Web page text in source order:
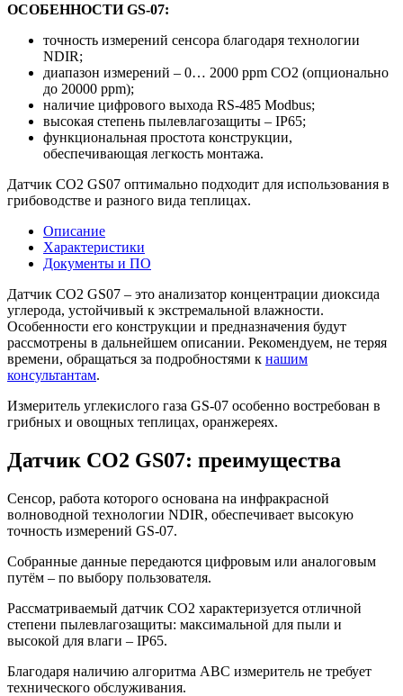
ОСОБЕННОСТИ GS-07:
точность измерений сенсора благодаря технологии
NDIR;
диапазон измерений – 0… 2000 ppm CO2 (опционально
до 20000 ppm);
наличие цифрового выхода RS-485 Modbus;
высокая степень пылевлагозащиты – IP65;
функциональная простота конструкции,
обеспечивающая легкость монтажа.
Датчик СО2 GS07 оптимально подходит для использования в
грибоводстве и разного вида теплицах.
Описание
Характеристики
Документы и ПО
Датчик СО2 GS07 – это анализатор концентрации диоксида
углерода, устойчивый к экстремальной влажности.
Особенности его конструкции и предназначения будут
рассмотрены в дальнейшем описании. Рекомендуем, не теряя
времени, обращаться за подробностями к нашим
консультантам.
Измеритель углекислого газа GS-07 особенно востребован в
грибных и овощных теплицах, оранжереях.
Датчик СО2 GS07: преимущества
Сенсор, работа которого основана на инфракрасной
волноводной технологии NDIR, обеспечивает высокую
точность измерений GS-07.
Собранные данные передаются цифровым или аналоговым
путём – по выбору пользователя.
Рассматриваемый датчик СО2 характеризуется отличной
степени пылевлагозащиты: максимальной для пыли и
высокой для влаги – IP65.
Благодаря наличию алгоритма ABC измеритель не требует
технического обслуживания.